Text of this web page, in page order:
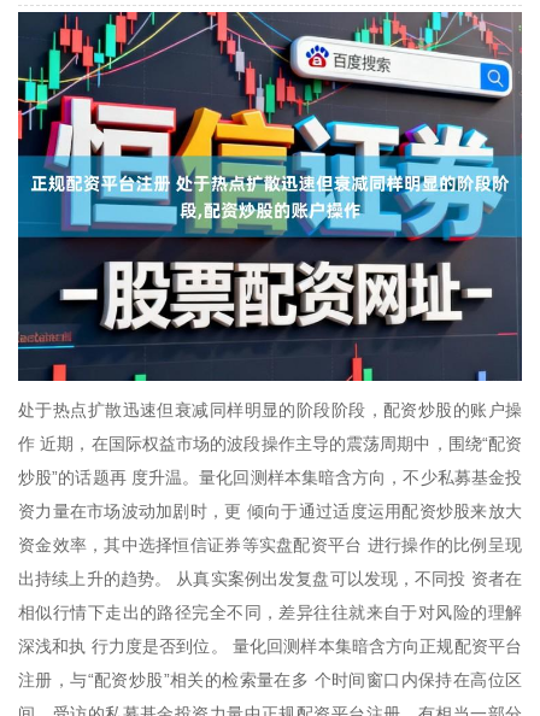
处于热点扩散迅速但衰减同样明显的阶段阶段，配资炒股的账户操
作 近期，在国际权益市场的波段操作主导的震荡周期中，围绕“配资
炒股”的话题再 度升温。量化回测样本集暗含方向，不少私募基金投
资力量在市场波动加剧时，更 倾向于通过适度运用配资炒股来放大
资金效率，其中选择恒信证券等实盘配资平台 进行操作的比例呈现
出持续上升的趋势。 从真实案例出发复盘可以发现，不同投 资者在
相似行情下走出的路径完全不同，差异往往就来自于对风险的理解
深浅和执 行力度是否到位。 量化回测样本集暗含方向正规配资平台
注册，与“配资炒股”相关的检索量在多 个时间窗口内保持在高位区